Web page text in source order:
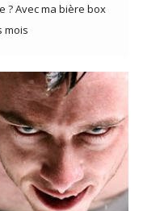
? Avec ma bière box
mois